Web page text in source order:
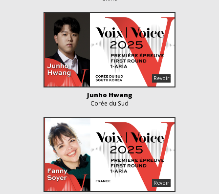
Junho Hwang
Corée du Sud